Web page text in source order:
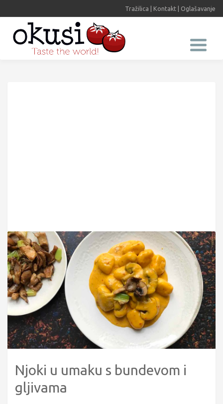
Tražilica Kontakt Oglašavanje
Njoki u umaku s bundevom i
gljivama